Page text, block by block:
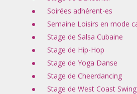
Soirées adhérent-es
Semaine Loisirs en mode
Stage de Salsa Cubaine
Stage de Hip-Hop
Stage de Yoga Danse
Stage de Cheerdancing
Stage de West Coast Swing